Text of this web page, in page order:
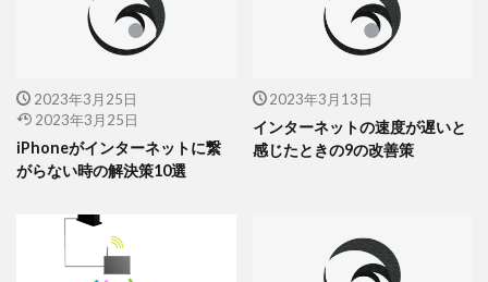
2023年3月25日
2023年3月25日
iPhoneがインターネットに繋
がらない時の解決策10選
2023年3月13日
インターネットの速度が遅いと
感じたときの9の改善策